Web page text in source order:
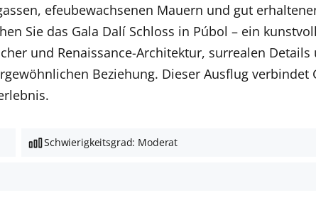
efeubewachsenen Mauern und gut
Sie das Gala Dalí Schloss in Púbol – ein
und Renaissance-Architektur, surrealen
Beziehung. Dieser Ausflug verbindet
Schwierigkeitsgrad: Moderat